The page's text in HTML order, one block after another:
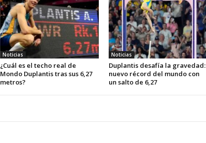
Noticias
¿Cuál es el techo real de
Mondo Duplantis tras sus 6,27
metros?
Noticias
Duplantis desafía la gravedad:
nuevo récord del mundo con
un salto de 6,27